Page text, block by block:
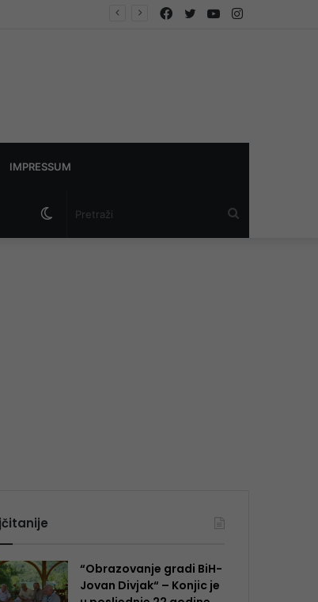
YouTube
Twitter
Facebook
IMPRESSUM
Switch
“Obrazovanje gradi BiH-
Jovan Divjak“ – Konjic je